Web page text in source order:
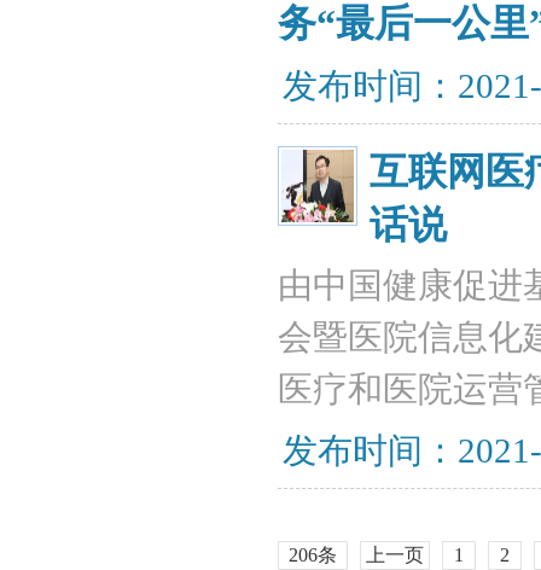
务“最后一公里
发布时间：
互联网医
话说
由中国健康促进
会暨医院信息化
医疗和医院运营
发布时间：
206条 上一页 1 2